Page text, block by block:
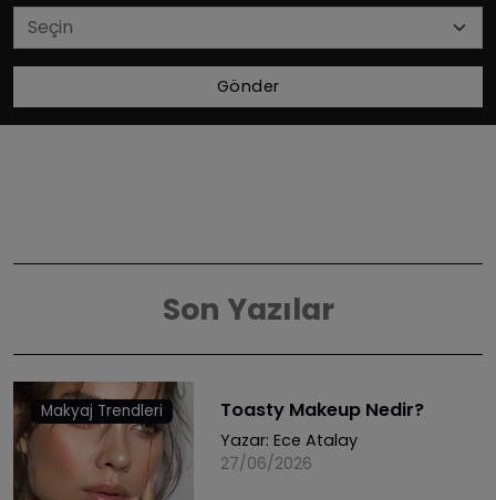
Gönder
Son Yazılar
Makyaj Trendleri Toasty Makeup Nedir?
Yazar: Ece Atalay
27/06/2026